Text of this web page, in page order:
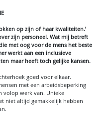
op zijn of haar kwaliteiten.’
zijn personeel. Wat mij betreft
met oog voor de mens het beste
werkt aan een inclusieve
maar heeft toch gelijke kansen.
goed voor elkaar.
met een arbeidsbeperking
volop werk van. Unieke
niet altijd gemakkelijk hebben